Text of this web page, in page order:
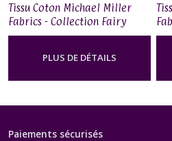
Tissu Coton Michael Miller
Fabrics - Collection Fairy
Frost - Hyacinth
PLUS DE DÉTAILS
Paiements sécurisés